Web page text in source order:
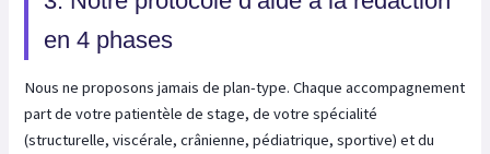
en 4 phases
Nous ne proposons jamais de plan-type. Chaque accompagnement
part de votre patientèle de stage, de votre spécialité
(structurelle, viscérale, crânienne, pédiatrique, sportive) et du